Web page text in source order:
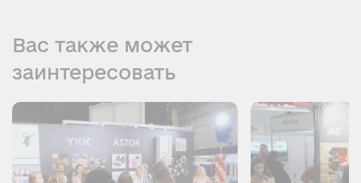
Вас также может
заинтересовать